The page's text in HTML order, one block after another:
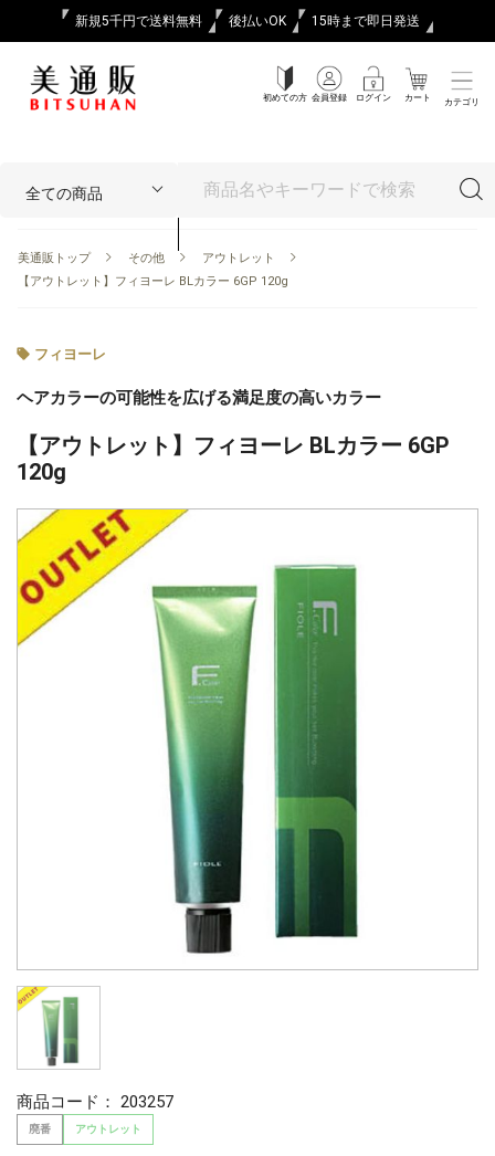
新規5千円で送料無料 後払いOK 15時まで即日発送
初めての方 会員登録 ログイン カート カテゴリ
美通販トップ その他
アウトレット
【アウトレット】フィヨーレ BLカラー 6GP 120g
フィヨーレ
ヘアカラーの可能性を広げる満足度の高いカラー
【アウトレット】フィヨーレ BLカラー 6GP
120g
商品コード： 203257
廃番 アウトレット